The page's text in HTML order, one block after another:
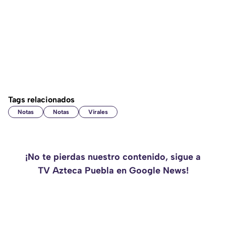
Tags relacionados
Notas Notas Virales
¡No te pierdas nuestro contenido, sigue a
TV Azteca Puebla en Google News!